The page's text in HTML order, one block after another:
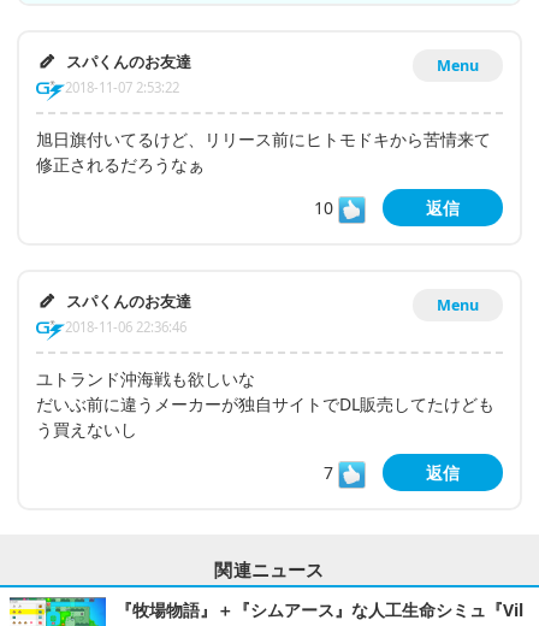
Menu
スパくんのお友達
2018-11-07 2:53:22
旭日旗付いてるけど、リリース前にヒトモドキから苦情来て
修正されるだろうなぁ
10
返信
Menu
スパくんのお友達
2018-11-06 22:36:46
ユトランド沖海戦も欲しいな
だいぶ前に違うメーカーが独自サイトでDL販売してたけども
う買えないし
7
返信
関連ニュース
『牧場物語』＋『シムアース』な人工生命シミュ『Vil